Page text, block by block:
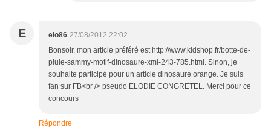
E elo86 27/08/2012 22:02
Bonsoir, mon article préféré est http://www.kidshop.fr/botte-de-
pluie-sammy-motif-dinosaure-xml-243-785.html. Sinon, je
souhaite participé pour un article dinosaure orange. Je suis
fan sur FB<br /> pseudo ELODIE CONGRETEL. Merci pour ce
concours
Répondre